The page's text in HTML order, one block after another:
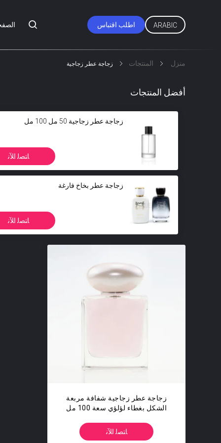
اطلب اقتباس ARABIC
منزل المنتجات زجاجة عطر زجاجية
أفضل المنتجات
زجاجة عطر زجاجية 50 مل 100 مل
ﺎﺘﺼﻟ ﺍﻶﻧ
زجاجة عطر بخاخ فارغة
ﺎﺘﺼﻟ ﺍﻶﻧ
زجاجة عطر زجاجية شفافة مربعة
الشكل بغطاء لؤلؤي سعة 100 مل
ﺎﺘﺼﻟ ﺍﻶﻧ